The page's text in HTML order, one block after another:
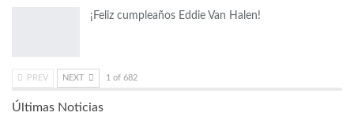
¡Feliz cumpleaños Eddie Van Halen!
PREV NEXT 1 of 682
Últimas Noticias